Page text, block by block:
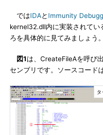
ではIDAと Immunity
kernel32.dll内に実装されてい
ろを具体的に見てみましょう。
図1は、CreateFileAを呼び
センブリです。ソースコード